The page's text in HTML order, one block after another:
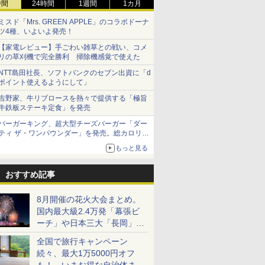
24時間 1週間 1カ月
スド「Mrs. GREEN APPLE」のコラボドーナ
4種、いよいよ発売！
家電レビュー】手ごわい雑草との戦い、コメ
の草刈機で完全勝利 掃除機感覚で使えた
島田社長、ソフトバンクのセブン出資に「d
イント使えるようにして」
野家、牛リブロースを熱々で提供する「極旨
鉄板ステーキ定食」を発売
ーガーキング、超大型チーズバーガー「ダー
ィ ザ・ワンパウンダー」を発売。総カロリー
もっと見る
おすすめ記事
8月開催の花火大会まとめ。
国内最大級2.4万発「幕張ビ
ーチ」や日本三大「長岡」な
ど大型イベント目白押し！
全国で旅行キャンペーン
続々、最大1万5000円オフ